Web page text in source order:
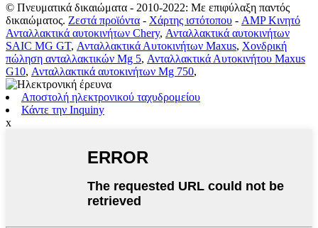
© Πνευματικά δικαιώματα - 2010-2022: Με επιφύλαξη παντός
δικαιώματος. Ζεστά προϊόντα - Χάρτης ιστότοπου - AMP Κινητό
Ανταλλακτικά αυτοκινήτων Chery, Ανταλλακτικά αυτοκινήτων
SAIC MG GT, Ανταλλακτικά Αυτοκινήτων Maxus, Χονδρική
πώληση ανταλλακτικών Mg 5, Ανταλλακτικά Αυτοκινήτου Maxus
G10, Ανταλλακτικά αυτοκινήτων Mg 750,
Αποστολή ηλεκτρονικού ταχυδρομείου
Κάντε την Inquiny
x